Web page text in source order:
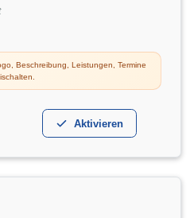
Beschreibung, Leistungen, Termine
Aktivieren